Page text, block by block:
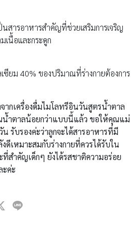
สารอาหารสำคัญที่ช่วยเสริมการเจริญ
เนื้อและกระดูก
ซียม 40% ของปริมาณที่ร่างกายต้องการ
ากเครื่องดื่มไมโลทรีอินวันสูตรน้ำตาล
ำตาลน้อยกว่าแบบนี้แล้ว ขอให้คุณแม่
รับรองค่ะว่าลูกจะได้สารอาหารที่มี
ดีเหมาะสมกับร่างกายที่ควรได้รับใน
สำคัญเด็กๆ ยังได้รสชาติความอร่อย
ะค่ะ